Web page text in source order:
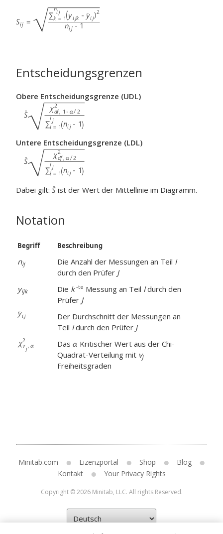
Entscheidungsgrenzen
Obere Entscheidungsgrenze (UDL)
Untere Entscheidungsgrenze (LDL)
Dabei gilt: ist der Wert der Mittellinie im Diagramm.
Notation
Begriff Beschreibung
nij Die Anzahl der Messungen an Teil I
durch den Prüfer J
yijk Die k -te Messung an Teil Idurch den
Prüfer J
Der Durchschnitt der Messungen an
Teil Idurch den Prüfer J
Das
Kritischer Wert aus der Chi-
Quadrat-Verteilung mit vj
Freiheitsgraden
Minitab.com Lizenzportal Shop
Blog
Kontakt
Your Privacy Rights
Copyright © 2026 Minitab, LLC. All rights Reserved.